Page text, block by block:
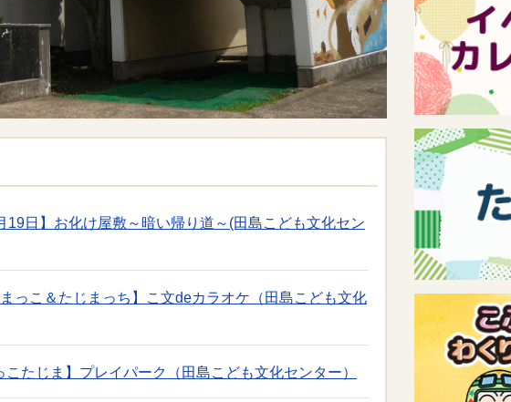
19日】お化け屋敷～暗い帰り道～(田島こども文化セン
っこ＆たじまっち】こ文deカラオケ（田島こども文化
たじま】プレイパーク（田島こども文化センター）